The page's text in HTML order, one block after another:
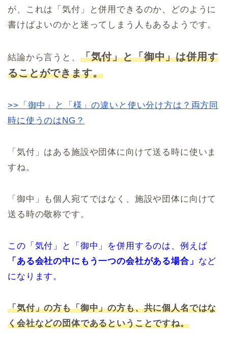
が、これは「気付」と併用できるのか、どのように
書けばよいのかと迷ってしまう人もあるようです。
結論から言うと、 「気付」と「御中」は併用す
ることができます。
>>「御中」と「様」の違いと使い分け方は？両方同
時に使うのはNG？
「気付」はある施設や団体に向けて送る時に使いま
すね。
「御中」も個人宛てではなく、施設や団体に向けて
送る時の敬称です。
この「気付」と「御中」を併用するのは、例えば
「ある会社の中にもう一つの会社がある場合」 など
になります。
「気付」の方も「御中」の方も、共に個人名ではな
く会社などの団体であるということですね。